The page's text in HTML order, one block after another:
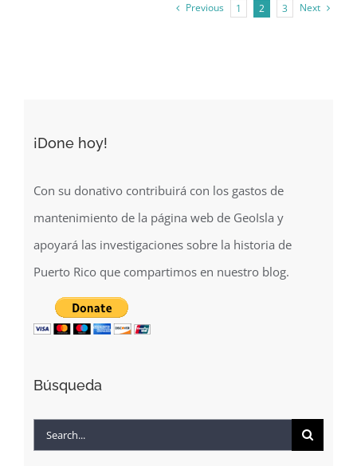
el
Previous 1 2 3 Next
¡Done hoy!
Con su donativo contribuirá con los gastos de
mantenimiento de la página web de GeoIsla y
apoyará las investigaciones sobre la historia de
Puerto Rico que compartimos en nuestro blog.
Búsqueda
Search